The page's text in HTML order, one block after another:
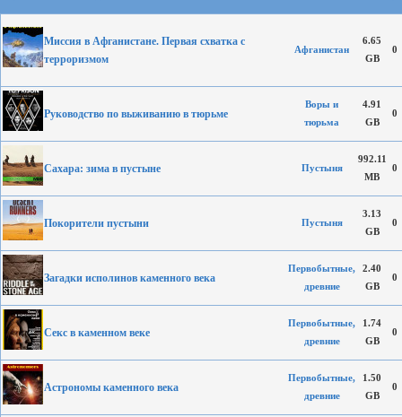
Миссия в Афганистане. Первая схватка с
терроризмом
Афганистан
6.65
GB
0
Руководство по выживанию в тюрьме
Воры и
тюрьма
4.91
GB
0
Сахара: зима в пустыне Пустыня
992.11
MB
0
Покорители пустыни Пустыня
3.13
GB
0
Загадки исполинов каменного века
Первобытные,
древние
2.40
GB
0
Секс в каменном веке
Первобытные,
древние
1.74
GB
0
Астрономы каменного века
Первобытные,
древние
1.50
GB
0